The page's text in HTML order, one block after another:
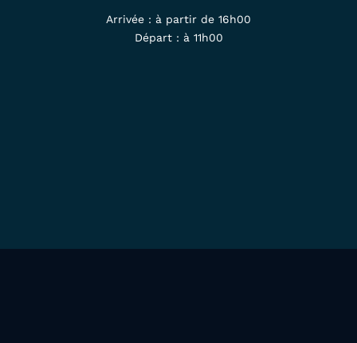
Arrivée : à partir de 16h00
Départ : à 11h00